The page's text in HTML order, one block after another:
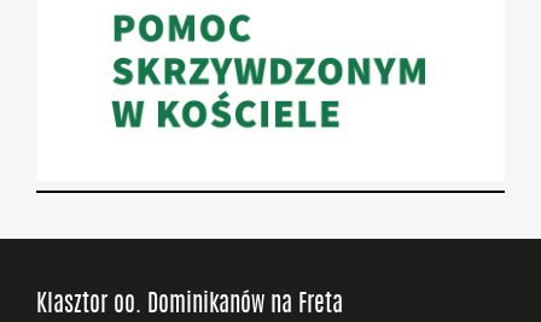
Klasztor oo. Dominikanów na Freta